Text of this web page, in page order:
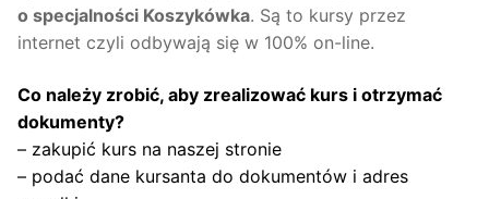
o specjalności Koszykówka. Są to kursy przez
internet czyli odbywają się w 100% on-line.
Co należy zrobić, aby zrealizować kurs i otrzymać
dokumenty?
– zakupić kurs na naszej stronie
– podać dane kursanta do dokumentów i adres